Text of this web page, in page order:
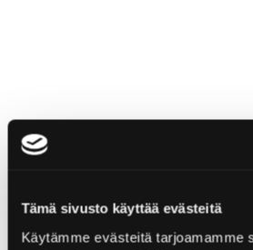
Tämä sivusto käyttää evästeitä
Käytämme evästeitä tarjoamamme